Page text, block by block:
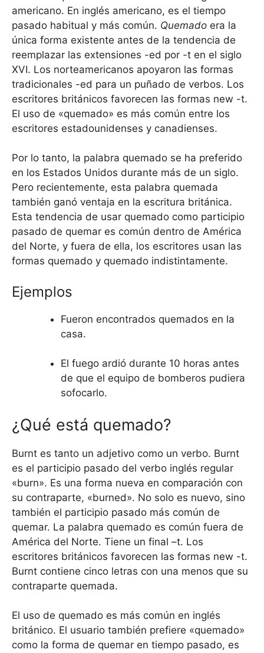
americano. En inglés americano, es el tiempo
pasado habitual y más común. Quemado era la
única forma existente antes de la tendencia de
reemplazar las extensiones -ed por -t en el siglo
XVI. Los norteamericanos apoyaron las formas
tradicionales -ed para un puñado de verbos. Los
escritores británicos favorecen las formas new -t.
El uso de «quemado» es más común entre los
escritores estadounidenses y canadienses.
Por lo tanto, la palabra quemado se ha preferido
en los Estados Unidos durante más de un siglo.
Pero recientemente, esta palabra quemada
también ganó ventaja en la escritura británica.
Esta tendencia de usar quemado como participio
pasado de quemar es común dentro de América
del Norte, y fuera de ella, los escritores usan las
formas quemado y quemado indistintamente.
Ejemplos
Fueron encontrados quemados en la
casa.
El fuego ardió durante 10 horas antes
de que el equipo de bomberos pudiera
sofocarlo.
¿Qué está quemado?
Burnt es tanto un adjetivo como un verbo. Burnt
es el participio pasado del verbo inglés regular
«burn». Es una forma nueva en comparación con
su contraparte, «burned». No solo es nuevo, sino
también el participio pasado más común de
quemar. La palabra quemado es común fuera de
América del Norte. Tiene un final –t. Los
escritores británicos favorecen las formas new -t.
Burnt contiene cinco letras con una menos que su
contraparte quemada.
El uso de quemado es más común en inglés
británico. El usuario también prefiere «quemado»
como la forma de quemar en tiempo pasado, es